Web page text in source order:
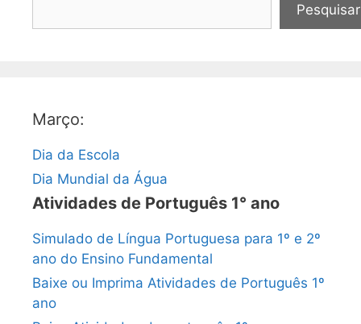
Pesquisar
Março:
Dia da Escola
Dia Mundial da Água
Atividades de Português 1° ano
Simulado de Língua Portuguesa para 1º e 2º
ano do Ensino Fundamental
Baixe ou Imprima Atividades de Português 1º
ano